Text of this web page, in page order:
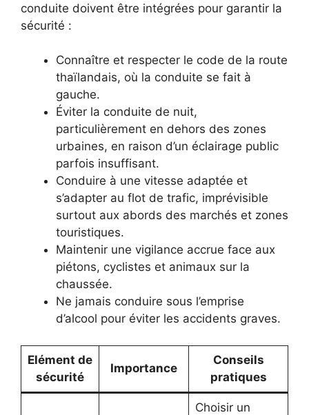
conduite doivent être intégrées pour garantir la
sécurité :
Connaître et respecter le code de la route
thaïlandais, où la conduite se fait à
gauche.
Éviter la conduite de nuit,
particulièrement en dehors des zones
urbaines, en raison d’un éclairage public
parfois insuffisant.
Conduire à une vitesse adaptée et
s’adapter au flot de trafic, imprévisible
surtout aux abords des marchés et zones
touristiques.
Maintenir une vigilance accrue face aux
piétons, cyclistes et animaux sur la
chaussée.
Ne jamais conduire sous l’emprise
d’alcool pour éviter les accidents graves.
Elément de
sécurité
Importance
Conseils
pratiques
Choisir un